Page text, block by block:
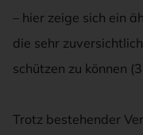
– hier zeige sich ein
die sehr
schützen zu können
Trotz bestehender